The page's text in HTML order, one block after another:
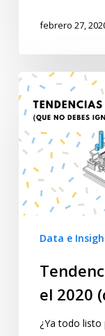
febrero 27,
Data e
el 2020
¿Ya todo listo